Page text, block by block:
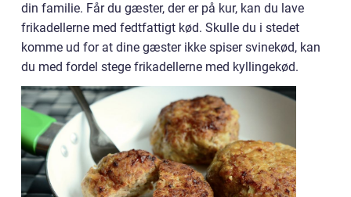
din familie. Får du gæster, der er på kur, kan du lave
frikadellerne med fedtfattigt kød. Skulle du i stedet
komme ud for at dine gæster ikke spiser svinekød, kan
du med fordel stege frikadellerne med kyllingekød.